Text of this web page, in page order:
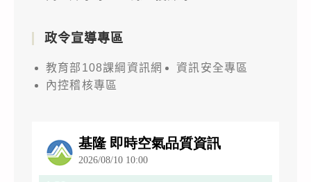
政令宣導專區
教育部108課綱資訊網
資訊安全專區
內控稽核專區